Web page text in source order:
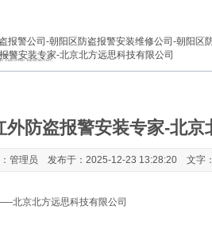
报警公司-朝阳区防盗报警安装维修公司-朝阳区
警安装专家-北京北方远思科技有限公司
外防盗报警安装专家-北京
管理员 发布于：2025-12-23 13:28:20 文字
北京北方远思科技有限公司